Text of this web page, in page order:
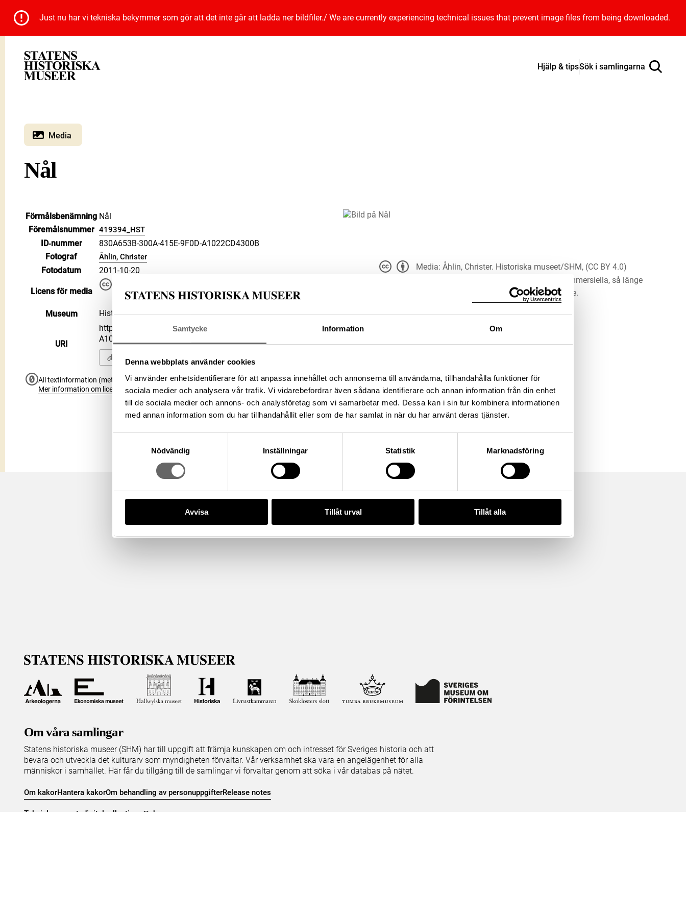
Samtycke Information Om
Denna webbplats använder cookies
Vi använder enhetsidentifierare för att anpassa innehållet och annonserna till användarna, tillhandahålla funktioner för
sociala medier och analysera vår trafik. Vi vidarebefordrar även sådana identifierare och annan information från din enhet
till de sociala medier och annons- och analysföretag som vi samarbetar med. Dessa kan i sin tur kombinera informationen
med annan information som du har tillhandahållit eller som de har samlat in när du har använt deras tjänster.
Nödvändig
Inställningar Statistik Marknadsföring
Avvisa Tillåt urval Tillåt alla
Just nu har vi tekniska bekymmer som gör att det inte går att ladda ner bildfiler./ We are currently experiencing technical issues that prevent image files from being downloaded.
Hjälp & tipsSök i samlingarna
Media
Nål
Förmålsbenämning Nål
Föremålsnummer 419394_HST
ID‑nummer
830A653B-300A-415E-9F0D-A1022CD4300B
Fotograf
Åhlin, Christer
Fotodatum 2011-10-20
Licens för media
kommersiella, så länge du anger upphovsperson och licensgivare.
CC BY 4.0 International CC BY 4.0
Museum Historiska museet
URI
https://samlingar.shm.se/media/830A653B-300A-415E-9F0D-
A1022CD4300B
Kopiera URI
All textinformation (metadata) på denna sida är fri att använda enligt licensen CC0.
Mer information om licenser hos Statens historiska museer.
Media: Åhlin, Christer. Historiska museet/SHM, (CC BY 4.0)
Du får bearbeta och dela verket för alla ändamål, även kommersiella, så länge
du anger upphovsperson och licensgivare.
LADDA NER MEDIA
Om våra samlingar
Statens historiska museer (SHM) har till uppgift att främja kunskapen om och intresset för Sveriges historia och att
bevara och utveckla det kulturarv som myndigheten förvaltar. Vår verksamhet ska vara en angelägenhet för alla
människor i samhället. Här får du tillgång till de samlingar vi förvaltar genom att söka i vår databas på nätet.
Om kakorHantera kakorOm behandling av personuppgifterRelease notes
Teknisk support: digitalcollections@shm.se